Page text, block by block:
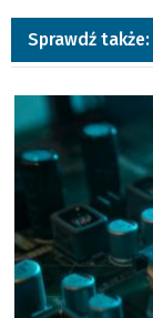
Sprawdź także:
a